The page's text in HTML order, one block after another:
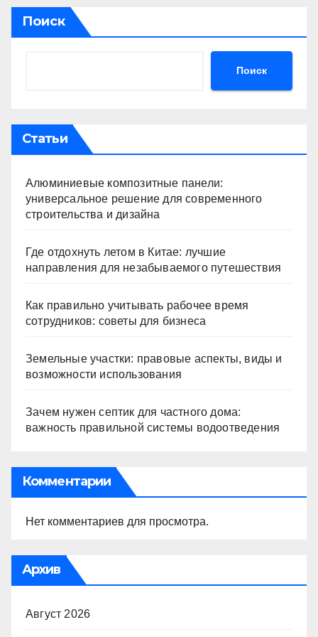
Поиск
Поиск
Статьи
Алюминиевые композитные панели:
универсальное решение для современного
строительства и дизайна
Где отдохнуть летом в Китае: лучшие
направления для незабываемого путешествия
Как правильно учитывать рабочее время
сотрудников: советы для бизнеса
Земельные участки: правовые аспекты, виды и
возможности использования
Зачем нужен септик для частного дома:
важность правильной системы водоотведения
Комментарии
Нет комментариев для просмотра.
Архив
Август 2026